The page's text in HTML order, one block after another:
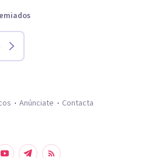
Anúnciate Contacta